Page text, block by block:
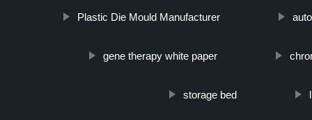
Plastic Die Mould Manufacturer
gene therapy white paper
storage bed